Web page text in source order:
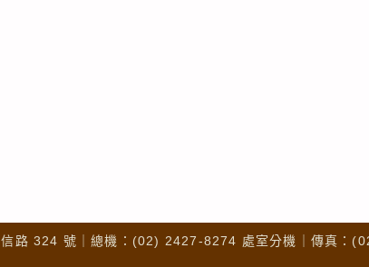
路 324 號｜總機：(02) 2427-8274 處室分機｜傳真：